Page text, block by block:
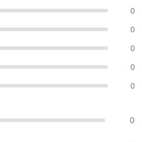
0
0
0
0
0
0